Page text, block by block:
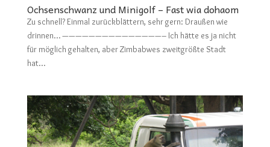
Ochsenschwanz und Minigolf – Fast wia dohaom
Zu schnell? Einmal zurückblättern, sehr gern: Draußen wie
drinnen… ———————————————– Ich hätte es ja nicht
für möglich gehalten, aber Zimbabwes zweitgrößte Stadt
hat...